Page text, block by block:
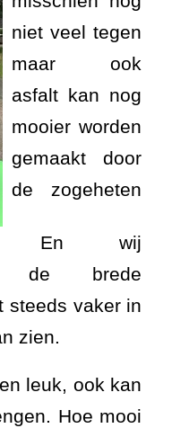
niet veel tegen
maar ook
asfalt kan nog
mooier worden
gemaakt door
de zogeheten
En wij
de brede
steeds vaker in
zien.
leuk, ook kan
Hoe mooi